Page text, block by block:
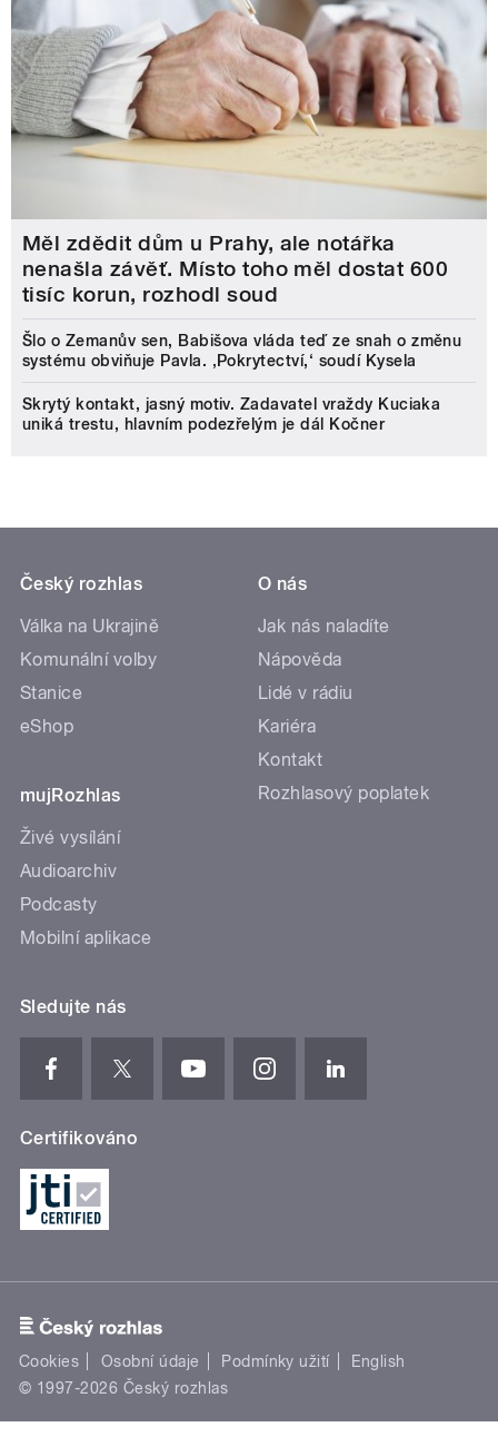
Měl zdědit dům u Prahy, ale notářka
nenašla závěť. Místo toho měl dostat 600
tisíc korun, rozhodl soud
Šlo o Zemanův sen, Babišova vláda teď ze snah o změnu
systému obviňuje Pavla. ‚Pokrytectví,‘ soudí Kysela
Skrytý kontakt, jasný motiv. Zadavatel vraždy Kuciaka
uniká trestu, hlavním podezřelým je dál Kočner
Český rozhlas
Válka na Ukrajině
Komunální volby
Stanice
eShop
mujRozhlas
Živé vysílání
Audioarchiv
Podcasty
Mobilní aplikace
O nás
Jak nás naladíte
Nápověda
Lidé v rádiu
Kariéra
Kontakt
Rozhlasový poplatek
Sledujte nás
Certifikováno
Cookies Osobní údaje Podmínky užití
English
© 1997-2026 Český rozhlas